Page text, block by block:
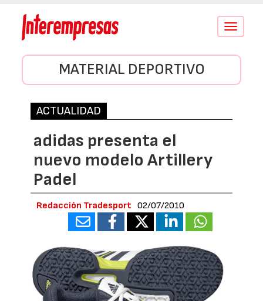
Conmutar
MATERIAL DEPORTIVO
ACTUALIDAD
adidas presenta el
nuevo modelo Artillery
Padel
Redacción Tradesport 02/07/2010